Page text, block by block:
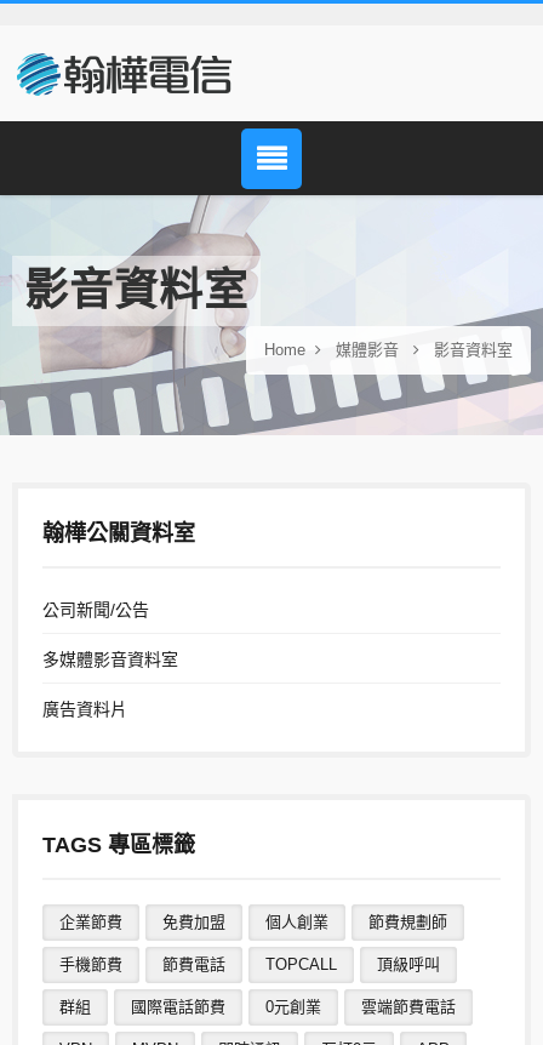
影音資料室
Home 媒體影音 影音資料室
翰樺公關資料室
公司新聞/公告
多媒體影音資料室
廣告資料片
TAGS 專區標籤
企業節費 免費加盟 個人創業 節費規劃師
手機節費 節費電話 TOPCALL 頂級呼叫
群組 國際電話節費 0元創業 雲端節費電話